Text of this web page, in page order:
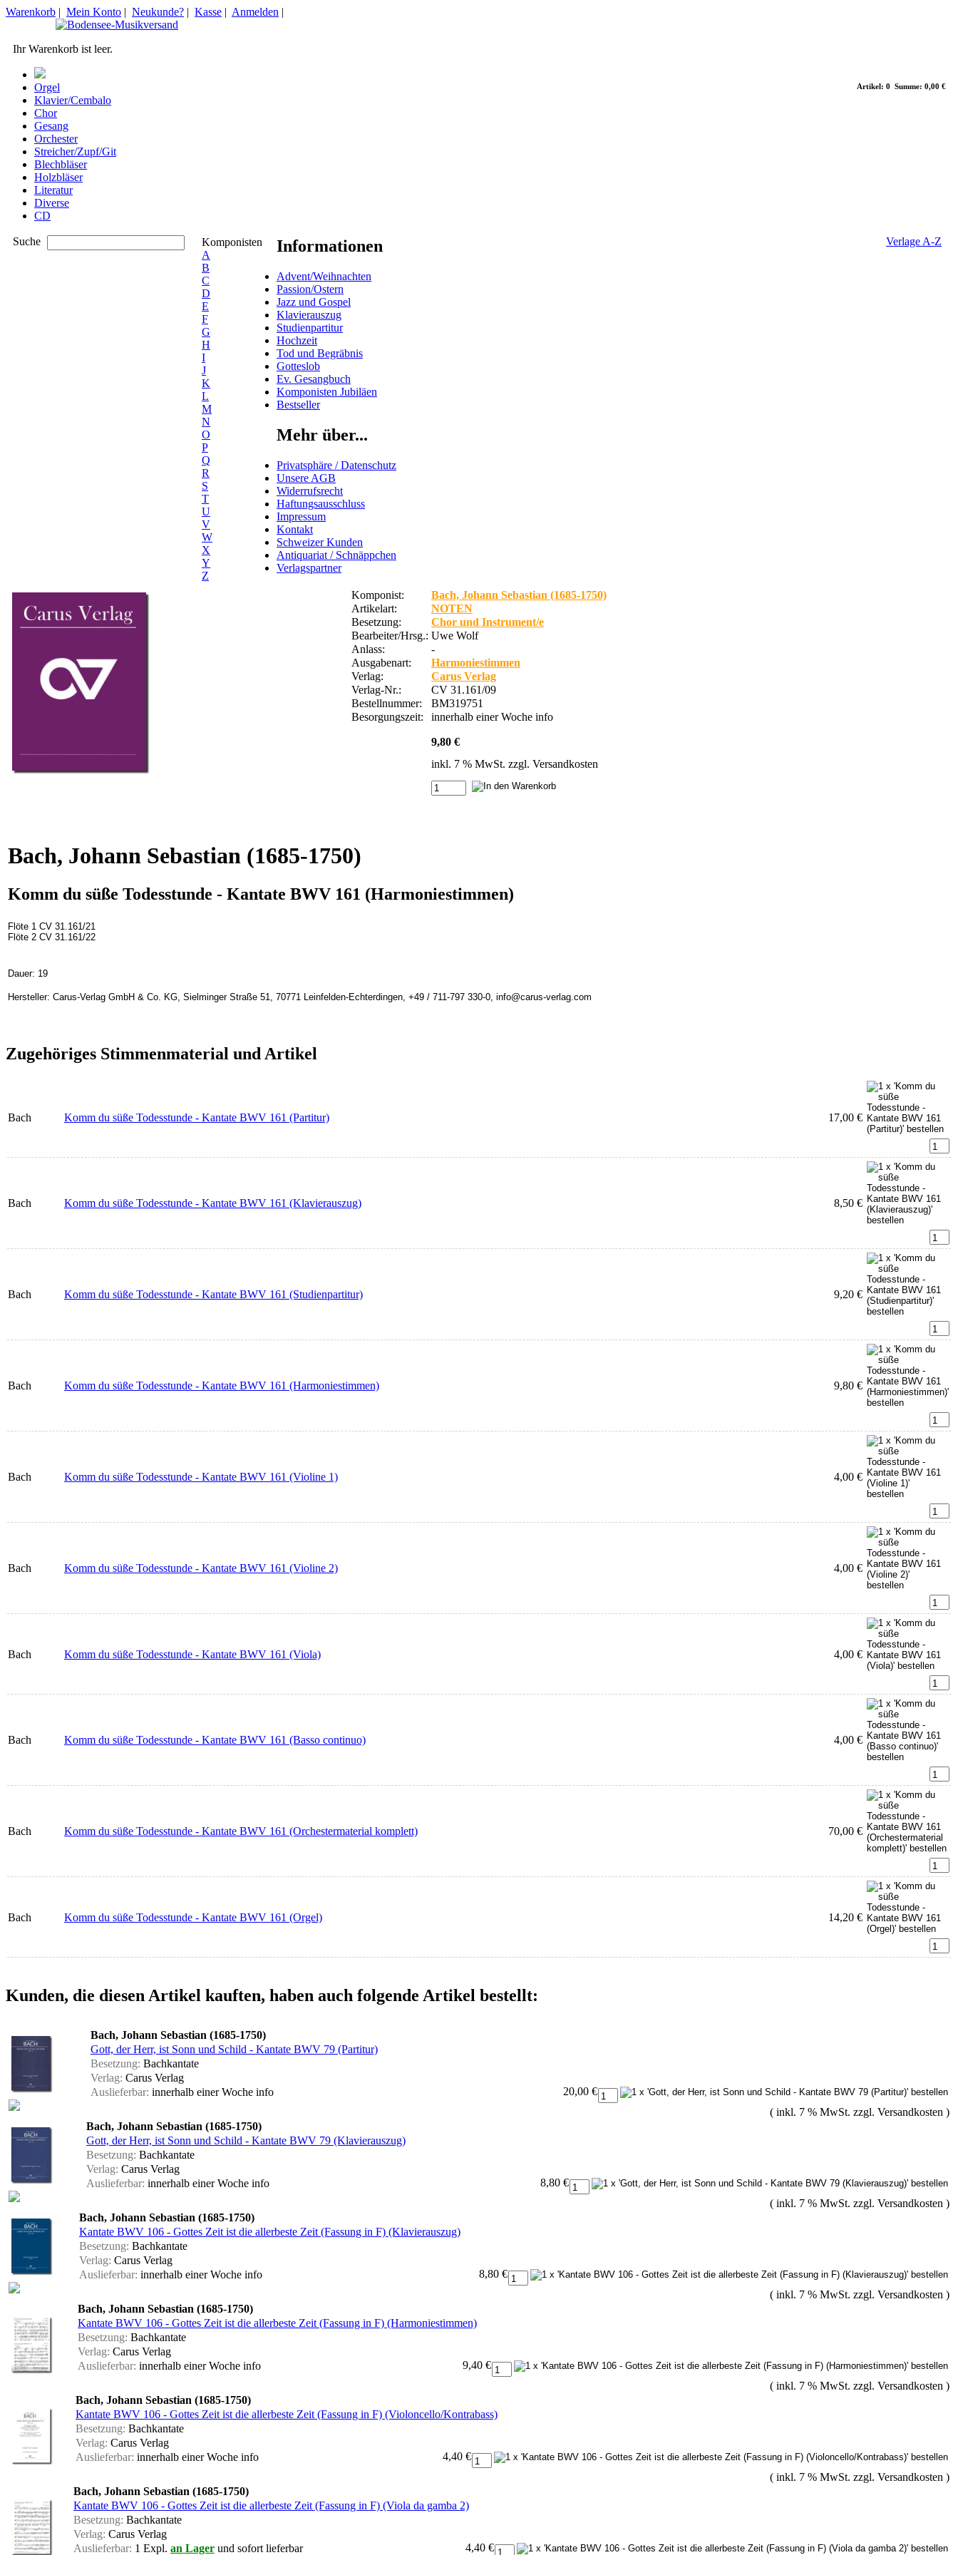
Artikel: 0 Summe: 0,00 €
Warenkorb | Mein Konto | Neukunde? | Kasse | Anmelden |
Ihr Warenkorb ist leer.
Orgel
Klavier/Cembalo
Chor
Gesang
Orchester
Streicher/Zupf/Git
Blechbläser
Holzbläser
Literatur
Diverse
CD
Suche
Komponisten
A
B
C
D
E
F
G
H
I
J
K
L
M
N
O
P
Q
R
S
T
U
V
W
X
Y
Z
Verlage A-Z
Informationen
Advent/Weihnachten
Passion/Ostern
Jazz und Gospel
Klavierauszug
Studienpartitur
Hochzeit
Tod und Begräbnis
Gotteslob
Ev. Gesangbuch
Komponisten Jubiläen
Bestseller
Mehr über...
Privatsphäre / Datenschutz
Unsere AGB
Widerrufsrecht
Haftungsausschluss
Impressum
Kontakt
Schweizer Kunden
Antiquariat / Schnäppchen
Verlagspartner
Komponist:
Bach, Johann Sebastian (1685-1750)
Artikelart:
NOTEN
Besetzung:
Chor und Instrument/e
Bearbeiter/Hrsg.: Uwe Wolf
Anlass:
-
Ausgabenart:
Harmoniestimmen
Verlag:
Carus Verlag
Verlag-Nr.:
CV 31.161/09
Bestellnummer:
BM319751
Besorgungszeit:
innerhalb einer Woche info
9,80 €
inkl. 7 % MwSt. zzgl. Versandkosten
Bach, Johann Sebastian (1685-1750)
Komm du süße Todesstunde - Kantate BWV 161 (Harmoniestimmen)
Flöte 1 CV 31.161/21
Flöte 2 CV 31.161/22
Dauer: 19
Hersteller: Carus-Verlag GmbH & Co. KG, Sielminger Straße 51, 70771 Leinfelden-Echterdingen, +49 / 711-797 330-0, info@carus-verlag.com
Zugehöriges Stimmenmaterial und Artikel
Bach Komm du süße Todesstunde - Kantate BWV 161 (Partitur) 17,00 €
Bach Komm du süße Todesstunde - Kantate BWV 161 (Klavierauszug) 8,50 €
Bach Komm du süße Todesstunde - Kantate BWV 161 (Studienpartitur) 9,20 €
Bach Komm du süße Todesstunde - Kantate BWV 161 (Harmoniestimmen) 9,80 €
Bach Komm du süße Todesstunde - Kantate BWV 161 (Violine 1) 4,00 €
Bach Komm du süße Todesstunde - Kantate BWV 161 (Violine 2) 4,00 €
Bach Komm du süße Todesstunde - Kantate BWV 161 (Viola) 4,00 €
Bach Komm du süße Todesstunde - Kantate BWV 161 (Basso continuo) 4,00 €
Bach Komm du süße Todesstunde - Kantate BWV 161 (Orchestermaterial komplett) 70,00 €
Bach Komm du süße Todesstunde - Kantate BWV 161 (Orgel) 14,20 €
Kunden, die diesen Artikel kauften, haben auch folgende Artikel bestellt:
Bach, Johann Sebastian (1685-1750)
Gott, der Herr, ist Sonn und Schild - Kantate BWV 79 (Partitur)
Besetzung: Bachkantate
Verlag: Carus Verlag
Auslieferbar: innerhalb einer Woche info
20,00 €
( inkl. 7 % MwSt. zzgl. Versandkosten )
Bach, Johann Sebastian (1685-1750)
Gott, der Herr, ist Sonn und Schild - Kantate BWV 79 (Klavierauszug)
Besetzung: Bachkantate
Verlag: Carus Verlag
Auslieferbar: innerhalb einer Woche info
8,80 €
( inkl. 7 % MwSt. zzgl. Versandkosten )
Bach, Johann Sebastian (1685-1750)
Kantate BWV 106 - Gottes Zeit ist die allerbeste Zeit (Fassung in F) (Klavierauszug)
Besetzung: Bachkantate
Verlag: Carus Verlag
Auslieferbar: innerhalb einer Woche info
8,80 €
( inkl. 7 % MwSt. zzgl. Versandkosten )
Bach, Johann Sebastian (1685-1750)
Kantate BWV 106 - Gottes Zeit ist die allerbeste Zeit (Fassung in F) (Harmoniestimmen)
Besetzung: Bachkantate
Verlag: Carus Verlag
Auslieferbar: innerhalb einer Woche info
9,40 €
( inkl. 7 % MwSt. zzgl. Versandkosten )
Bach, Johann Sebastian (1685-1750)
Kantate BWV 106 - Gottes Zeit ist die allerbeste Zeit (Fassung in F) (Violoncello/Kontrabass)
Besetzung: Bachkantate
Verlag: Carus Verlag
Auslieferbar: innerhalb einer Woche info
4,40 €
( inkl. 7 % MwSt. zzgl. Versandkosten )
Bach, Johann Sebastian (1685-1750)
Kantate BWV 106 - Gottes Zeit ist die allerbeste Zeit (Fassung in F) (Viola da gamba 2)
Besetzung: Bachkantate
Verlag: Carus Verlag
Auslieferbar: 1 Expl. an Lager und sofort lieferbar 4,40 €